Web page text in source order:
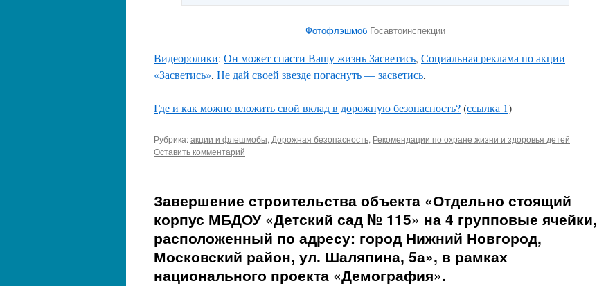
Фотофлэшмоб Госавтоинспекции
Видеоролики: Он может спасти Вашу жизнь Засветись, Социальная реклама по акции
«Засветись», Не дай своей звезде погаснуть — засветись,
Где и как можно вложить свой вклад в дорожную безопасность?(ссылка 1)
Рубрика:акции и флешмобы, Дорожная безопасность, Рекомендации по охране жизни и здоровья детей |
Оставить комментарий
Завершение строительства объекта «Отдельно стоящий
корпус МБДОУ «Детский сад № 115» на 4 групповые ячейки,
расположенный по адресу: город Нижний Новгород,
Московский район, ул. Шаляпина, 5а», в рамках
национального проекта «Демография».